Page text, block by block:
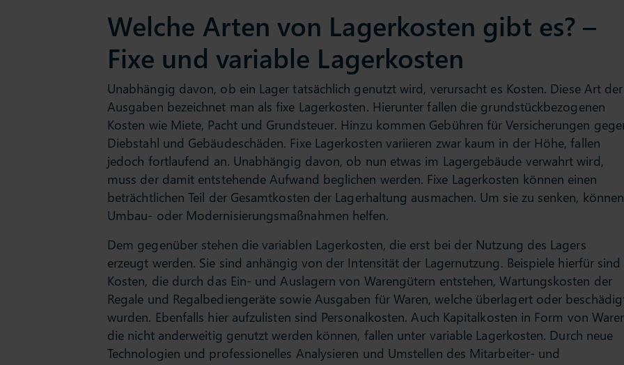
Welche Arten von Lagerkosten gibt es? –
Fixe und variable Lagerkosten
Unabhängig davon, ob ein Lager tatsächlich genutzt wird, verursacht es Kosten. Diese Art der
Ausgaben bezeichnet man als fixe Lagerkosten. Hierunter fallen die grundstückbezogenen
Kosten wie Miete, Pacht und Grundsteuer. Hinzu kommen Gebühren für Versicherungen
Diebstahl und Gebäudeschäden. Fixe Lagerkosten variieren zwar kaum in der Höhe, fallen
jedoch fortlaufend an. Unabhängig davon, ob nun etwas im Lagergebäude verwahrt wird,
muss der damit entstehende Aufwand beglichen werden. Fixe Lagerkosten können einen
beträchtlichen Teil der Gesamtkosten der Lagerhaltung ausmachen. Um sie zu senken, können
Umbau- oder Modernisierungsmaßnahmen helfen.
Dem gegenüber stehen die variablen Lagerkosten, die erst bei der Nutzung des Lagers
erzeugt werden. Sie sind anhängig von der Intensität der Lagernutzung. Beispiele hierfür sind
Kosten, die durch das Ein- und Auslagern von Warengütern entstehen, Wartungskosten der
Regale und Regalbediengeräte sowie Ausgaben für Waren, welche überlagert oder
wurden. Ebenfalls hier aufzulisten sind Personalkosten. Auch Kapitalkosten in Form von
die nicht anderweitig genutzt werden können, fallen unter variable Lagerkosten. Durch neue
Technologien und professionelles Analysieren und Umstellen des Mitarbeiter- und